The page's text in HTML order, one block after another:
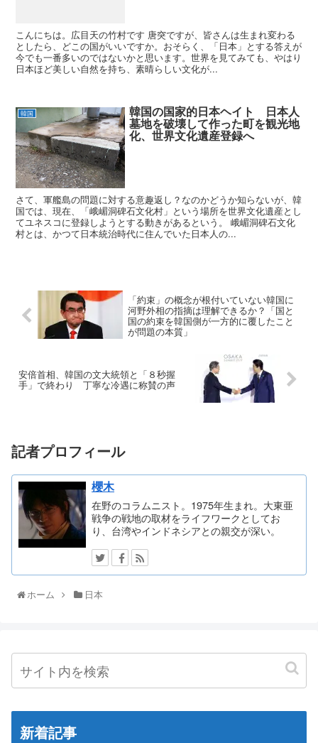
こんにちは。広目天の竹村です 唐突ですが、皆さんは生まれ変わる
としたら、どこの国がいいですか。おそらく、「日本」とする答えが
今でも一番多いのではないかと思います。世界を見てみても、やはり
日本ほど美しい自然を持ち、素晴らしい文化が...
韓国 韓国の国家的日本ヘイト 日本人
墓地を破壊して作った町を観光地
化、世界文化遺産登録へ
さて、軍艦島の問題に対する意趣返し？なのかどうか知らないが、韓
国では、現在、「峨嵋洞碑石文化村」という場所を世界文化遺産とし
てユネスコに登録しようとする動きがあるという。 峨嵋洞碑石文化
村とは、かつて日本統治時代に住んでいた日本人の...
「約束」の概念が根付いていない韓国に
河野外相の指摘は理解できるか？「国と
国の約束を韓国側が一方的に覆したこと
が問題の本質」
安倍首相、韓国の文大統領と「８秒握
手」で終わり 丁寧な冷遇に称賛の声
記者プロフィール
櫻木
在野のコラムニスト。1975年生まれ。大東亜
戦争の戦地の取材をライフワークとしてお
り、台湾やインドネシアとの親交が深い。
ホーム 日本
新着記事